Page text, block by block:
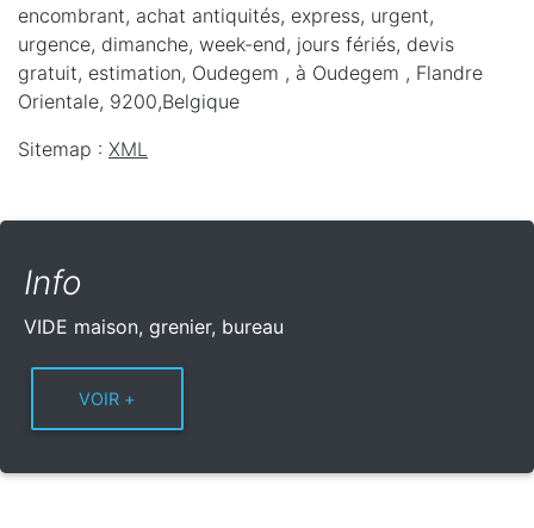
encombrant, achat antiquités, express, urgent,
urgence, dimanche, week-end, jours fériés, devis
gratuit, estimation, Oudegem , à Oudegem , Flandre
Orientale, 9200,Belgique
Sitemap : XML
Info
VIDE maison, grenier, bureau